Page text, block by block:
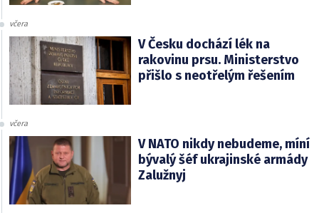
včera
V Česku dochází lék na
rakovinu prsu. Ministerstvo
přišlo s neotřelým řešením
včera
V NATO nikdy nebudeme, míní
bývalý šéf ukrajinské armády
Zalužnyj